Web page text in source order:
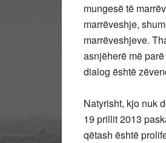
mungesë të
marrëveshje,
marrëveshjeve.
asnjëherë më
dialog është
Natyrisht, kjo nuk
19 prillit 2013
qëtash është